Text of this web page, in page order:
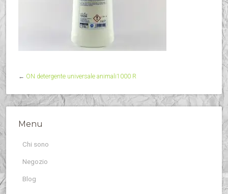
← ON detergente universale animali1000 R
Menu
Chi sono
Negozio
Blog